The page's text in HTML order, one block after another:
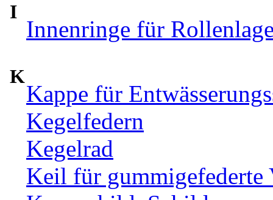
I
Innenringe für
K
Kappe für
Kegelfedern
Kegelrad
Keil für gummigefederte